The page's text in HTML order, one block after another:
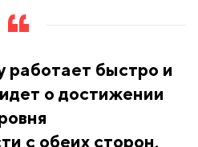
работает быстро и
о достижении
с обеих сторон.